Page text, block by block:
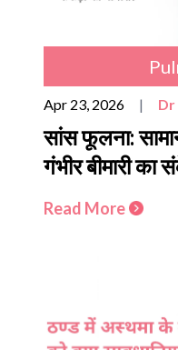
Apr 23, 2026 |
सांस फूलना:
गंभीर बीमारी का
Read More